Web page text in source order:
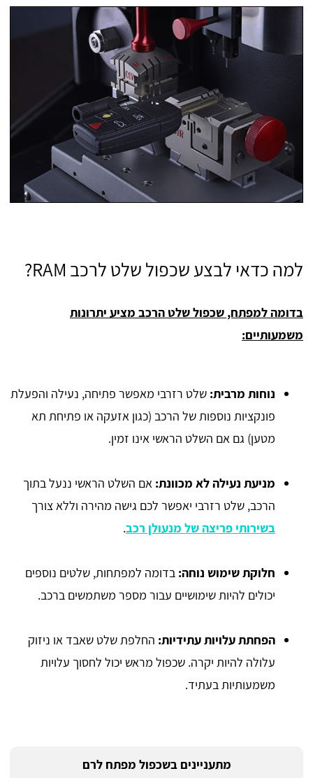
למה כדאי לבצע שכפול שלט לרכב RAM?
בדומה למפתח, שכפול שלט הרכב מציע יתרונות
משמעותיים:
נוחות מרבית: שלט רזרבי מאפשר פתיחה, נעילה והפעלת
פונקציות נוספות של הרכב (כגון אזעקה או פתיחת תא
מטען) גם אם השלט הראשי אינו זמין.
מניעת נעילה לא מכוונת: אם השלט הראשי ננעל בתוך
הרכב, שלט רזרבי יאפשר לכם גישה מהירה וללא צורך
בשירותי פריצה של מנעולן רכב.
חלוקת שימוש נוחה: בדומה למפתחות, שלטים נוספים
יכולים להיות שימושיים עבור מספר משתמשים ברכב.
הפחתת עלויות עתידיות: החלפת שלט שאבד או ניזוק
עלולה להיות יקרה. שכפול מראש יכול לחסוך עלויות
משמעותיות בעתיד.
מתעניינים בשכפול מפתח לרם